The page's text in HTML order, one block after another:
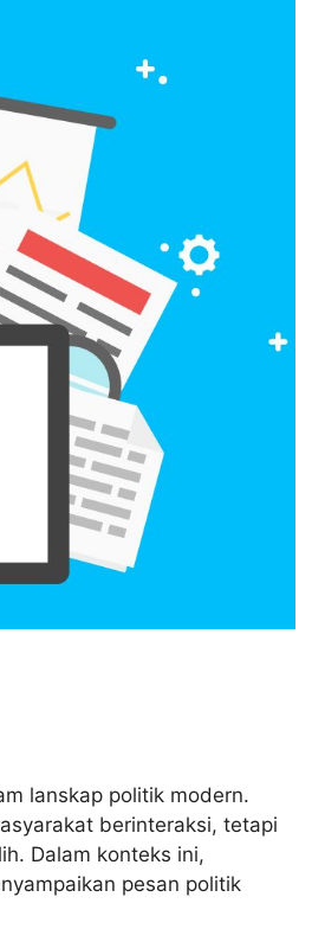
lanskap politik modern.
berinteraksi, tetapi
Dalam konteks ini,
pesan politik